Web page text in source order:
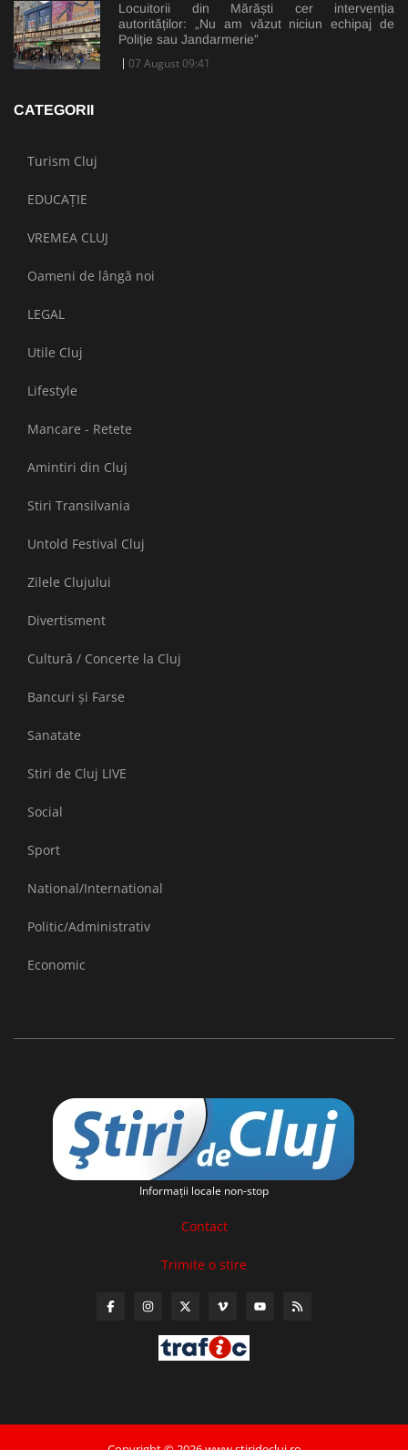
Locuitorii din Mărăști cer intervenția
autorităților: „Nu am văzut niciun echipaj de
Poliție sau Jandarmerie”
07 August 09:41
CATEGORII
Turism Cluj
EDUCAȚIE
VREMEA CLUJ
Oameni de lângă noi
LEGAL
Utile Cluj
Lifestyle
Mancare - Retete
Amintiri din Cluj
Stiri Transilvania
Untold Festival Cluj
Zilele Clujului
Divertisment
Cultură / Concerte la Cluj
Bancuri și Farse
Sanatate
Stiri de Cluj LIVE
Social
Sport
National/International
Politic/Administrativ
Economic
Informaţii locale non-stop
Contact
Trimite o stire